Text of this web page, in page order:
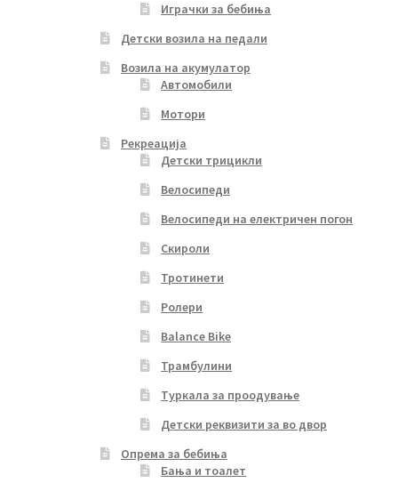
Играчки за бебиња
Детски возила на педали
Возила на акумулатор
Автомобили
Мотори
Рекреација
Детски трицикли
Велосипеди
Велосипеди на електричен погон
Скироли
Тротинети
Ролери
Balance Bike
Трамбулини
Туркала за проодување
Детски реквизити за во двор
Опрема за бебиња
Бања и тоалет